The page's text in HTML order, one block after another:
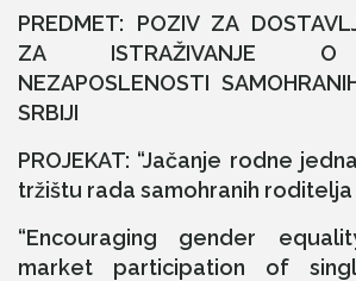
PREDMET: POZIV ZA
ZA ISTRAŽIVANJE O
NEZAPOSLENOSTI
SRBIJI
PROJEKAT: “Jačanje rodne
tržištu rada samohranih roditelja
“Encouraging gender
market participation of